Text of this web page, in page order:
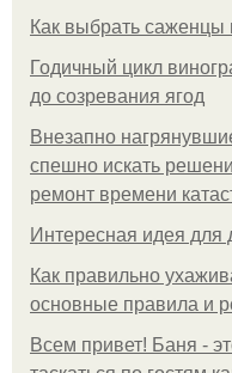
Как выбрать саженцы
Годичный цикл
до созревания ягод
Внезапно
спешно искать
ремонт времени
Интересная идея для
Как правильно
основные правила и
Всем привет! Баня -